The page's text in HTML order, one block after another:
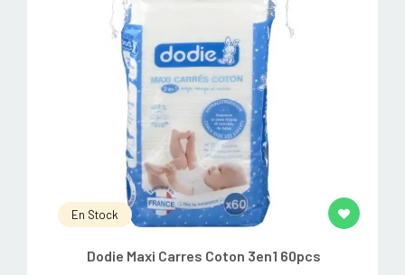
En Stock
Dodie Maxi Carres Coton 3en1 60pcs